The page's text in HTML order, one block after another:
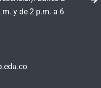
y de 2 p.m. a 6